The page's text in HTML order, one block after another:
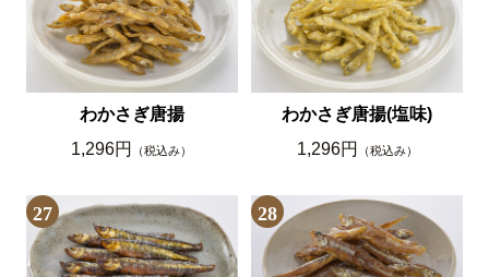
わかさぎ唐揚
1,296円
（税込み）
わかさぎ唐揚(塩味)
1,296円
（税込み）
27 28